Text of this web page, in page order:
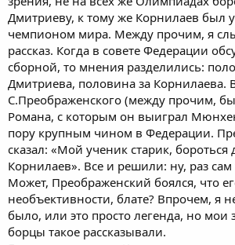
Дмитриеву, к тому же Корнилаев был
чемпионом мира. Между прочим, я
рассказ. Когда в совете Федерации
сборной, то мнения разделились:
Дмитриева, половина за Корнилаева.
С.Преображенского (между прочим,
Романа, с которым он выиграл
пору крупным чином в Федерации.
сказал: «Мой ученик старик,
Корнилаев». Все и решили: ну, раз
Может, Преображенский боялся, что
необъективности, блате? Впрочем, я
было, или это просто легенда, но мои
борцы такое рассказывали.